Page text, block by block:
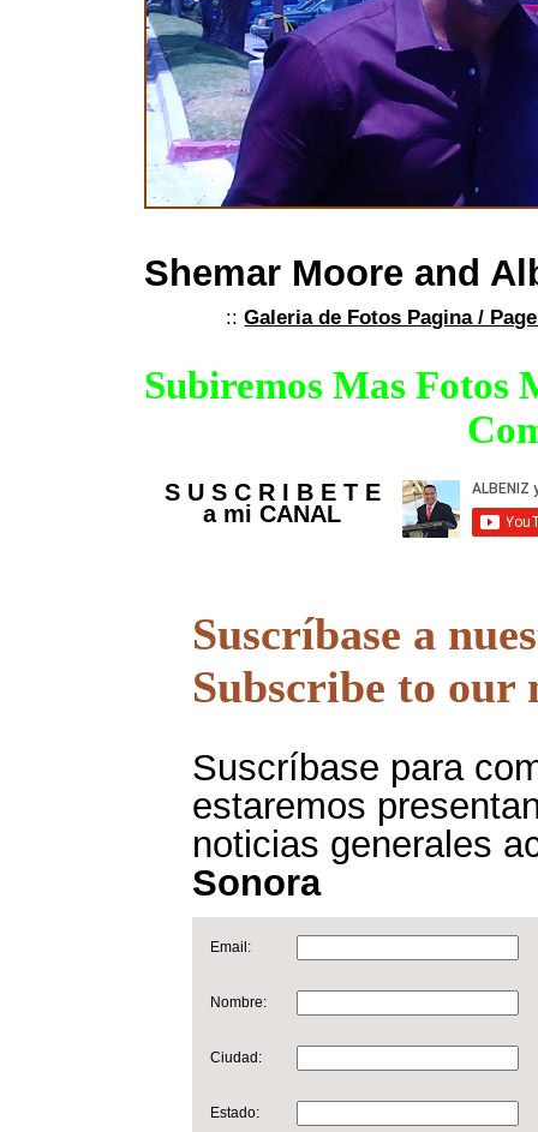
Shemar Moore and
::Galeria de Fotos Pagina /
Subiremos Mas
S U S C R I B E T E
a mi CANAL
Suscríbase a
Subscribe to
Suscríbase para
estaremos
noticias generales
Sonora
Email:
Nombre:
Ciudad:
Estado: